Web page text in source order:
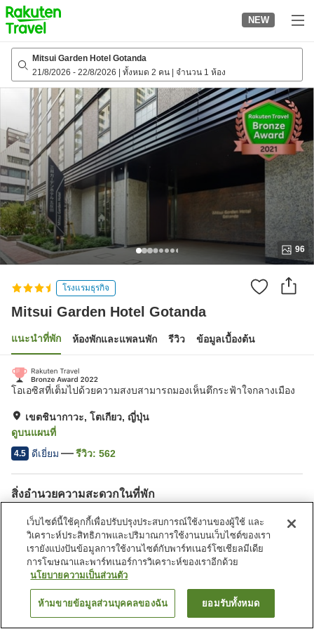
to
top
page
NEW
Mitsui Garden Hotel Gotanda
21/8/2026 - 22/8/2026 ทั้งหมด 2 คน จำนวน 1 ห้อง
96
โรงแรมธุรกิจ
Mitsui Garden Hotel Gotanda
แนะนำที่พัก ห้องพักและแพลนพัก รีวิว ข้อมูลเบื้องต้น
โอเอซิสที่เต็มไปด้วยความสงบสามารถมองเห็นตึกระฟ้าใจกลางเมือง
เขตชินากาวะ, โตเกียว, ญี่ปุ่น
ดูบนแผนที่
4.5 ดีเยี่ยม รีวิว: 562
สิ่งอำนวยความสะดวกในที่พัก
ห้องอาบน้ำรวม
สปา/บิวตี้ซาลอน
ร้านอาหาร
ตู้จำหน่ายอัตโนมัติ
หน้าแรก ญี่ปุ่น โตเกียว
เขตชินากาวะ
Mitsui Garden Hotel Gotanda
ค้นหาห้องพัก
เว็บไซต์นี้ใช้คุกกี้เพื่อปรับปรุงประสบการณ์ใช้งานของผู้ใช้ และ
วิเคราะห์ประสิทธิภาพและปริมาณการใช้งานบนเว็บไซต์ของเรา
เรายังแบ่งปันข้อมูลการใช้งานไซต์กับพาร์ทเนอร์โซเชียลมีเดีย
การโฆษณาและพาร์ทเนอร์การวิเคราะห์ของเราอีกด้วย
นโยบายความเป็นส่วนตัว
ห้ามขายข้อมูลส่วนบุคคลของฉัน ยอมรับทั้งหมด